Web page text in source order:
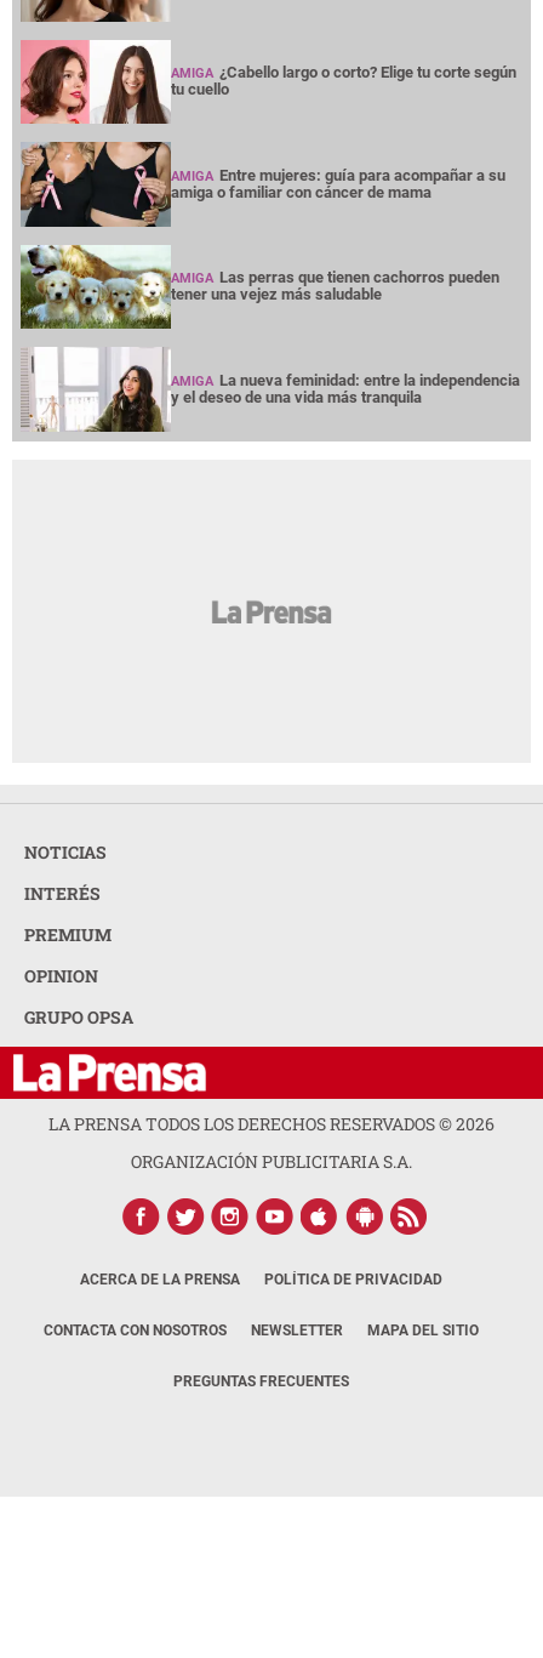
AMIGA ¿Cabello largo o corto? Elige tu corte según
tu cuello
AMIGA Entre mujeres: guía para acompañar a su
amiga o familiar con cáncer de mama
AMIGA Las perras que tienen cachorros pueden
tener una vejez más saludable
AMIGA La nueva feminidad: entre la independencia
y el deseo de una vida más tranquila
NOTICIAS
INTERÉS
PREMIUM
OPINION
GRUPO OPSA
LA PRENSA TODOS LOS DERECHOS RESERVADOS ©2026
ORGANIZACIÓN PUBLICITARIA S.A.
ACERCA DE LA PRENSA POLÍTICA DE PRIVACIDAD
CONTACTA CON NOSOTROS NEWSLETTER MAPA DEL SITIO
PREGUNTAS FRECUENTES